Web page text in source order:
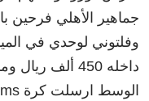
جماهير الأهلي فرحين
وفلتوني لوحدي في
داخله 450